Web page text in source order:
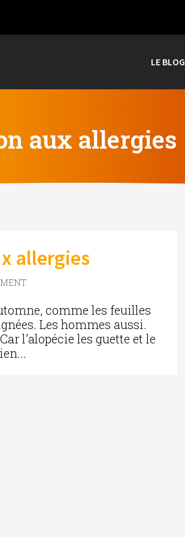
LE BLOG
aux allergies
allergies
comme les feuilles
Les hommes aussi.
l’alopécie les guette et le